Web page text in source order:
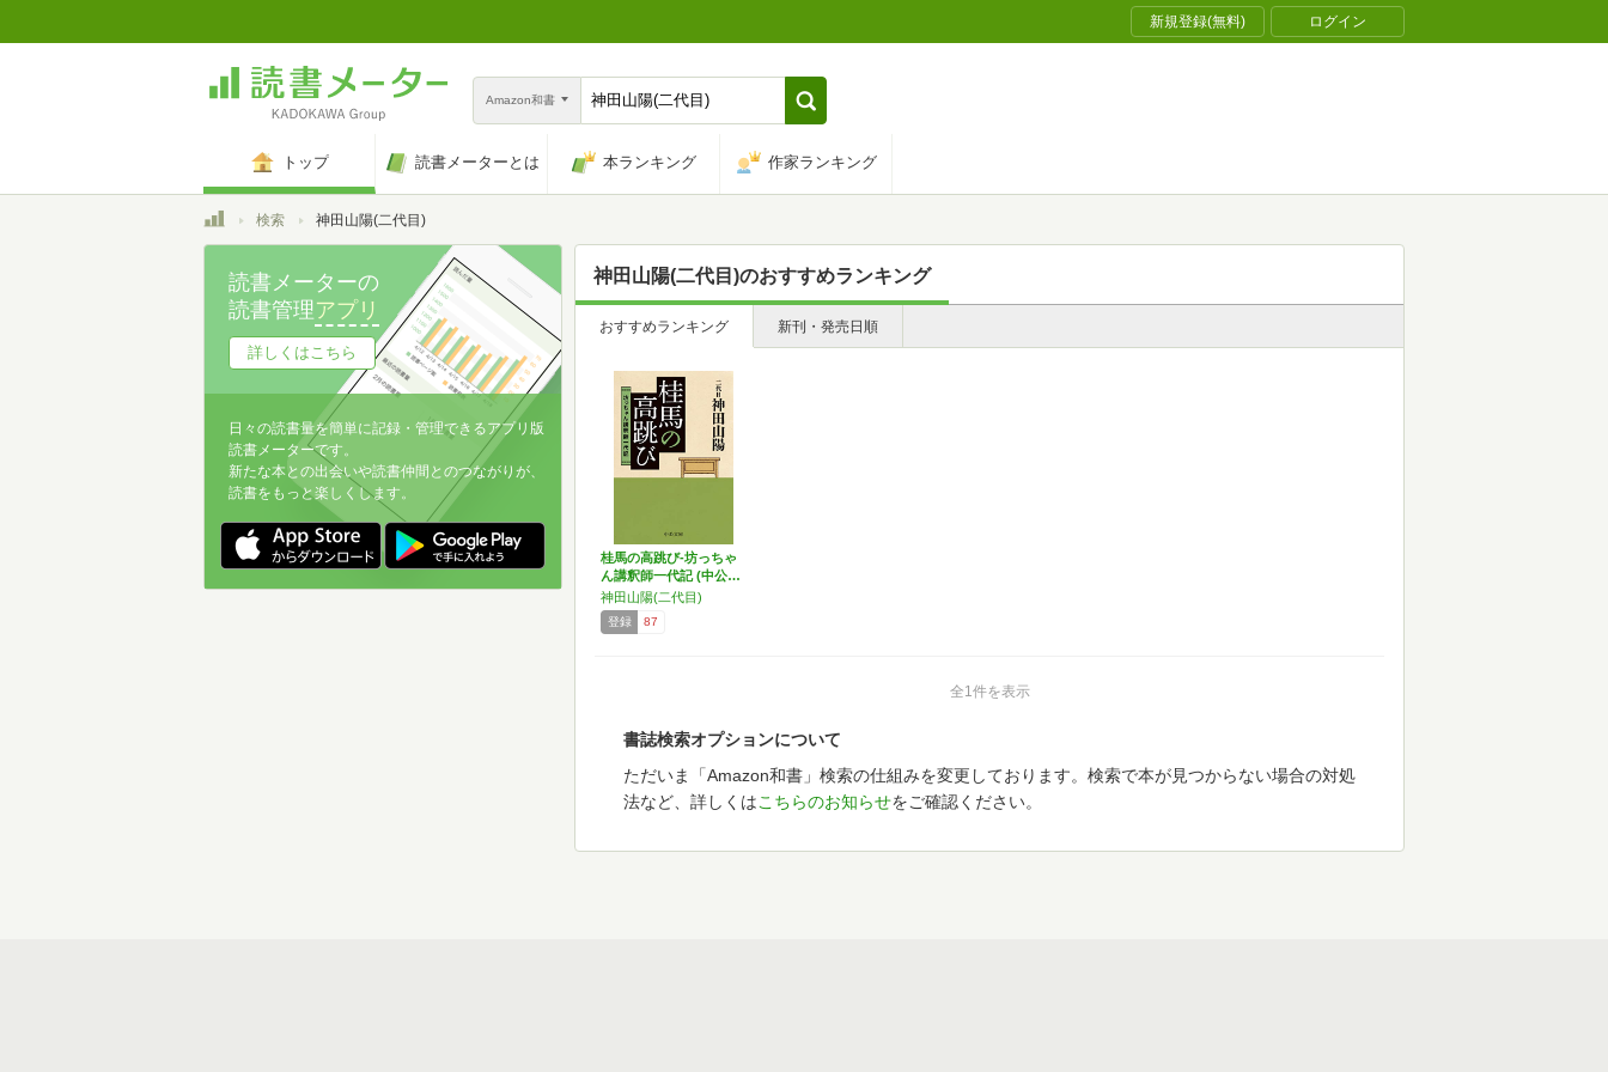
新規登録(無料) ログイン
Amazon和書
トップ 読書メーターとは 本ランキング 作家ランキング
トップ検索 神田山陽(二代目)
神田山陽(二代目)のおすすめランキング
おすすめランキング 新刊・発売日順
桂馬の高跳び-坊っちゃ
ん講釈師一代記 (中公…
神田山陽(二代目)
登録 87
全1件を表示
書誌検索オプションについて
ただいま「Amazon和書」検索の仕組みを変更しております。検索で本が見つからない場合の対処
法など、詳しくはこちらのお知らせをご確認ください。
読書メーターの
読書管理アプリ
詳しくはこちら
日々の読書量を簡単に記録・管理できるアプリ版
読書メーターです。
新たな本との出会いや読書仲間とのつながりが、
読書をもっと楽しくします。